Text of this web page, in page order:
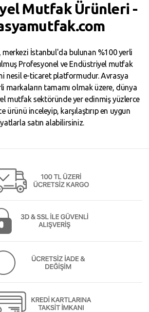
Mutfak Ürünleri -
İstanbul'da bulunan %100 yerli
Profesyonel ve Endüstriyel mutfak
nesil e-ticaret platformudur. Avrasya
markaların tamamı olmak üzere, dünya
mutfak sektöründe yer edinmiş yüzlerce
ürünü inceleyip, karşılaştırıp en uygun
satın alabilirsiniz.